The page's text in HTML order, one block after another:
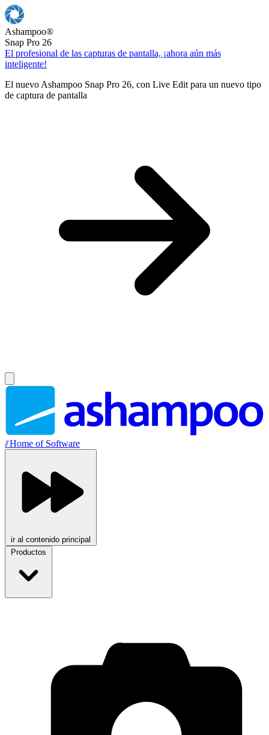
Ashampoo®
Snap Pro 26
El profesional de las capturas de pantalla, ¡ahora aún más
inteligente!
El nuevo Ashampoo Snap Pro 26, con Live Edit para un nuevo tipo
de captura de pantalla
//Home of Software
ir al contenido principal
Productos